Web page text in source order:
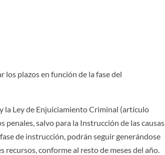
los plazos en función de la fase del
la Ley de Enjuiciamiento Criminal (artículo
penales, salvo para la Instrucción de las causas
de instrucción, podrán seguir generándose
recursos, conforme al resto de meses del año.